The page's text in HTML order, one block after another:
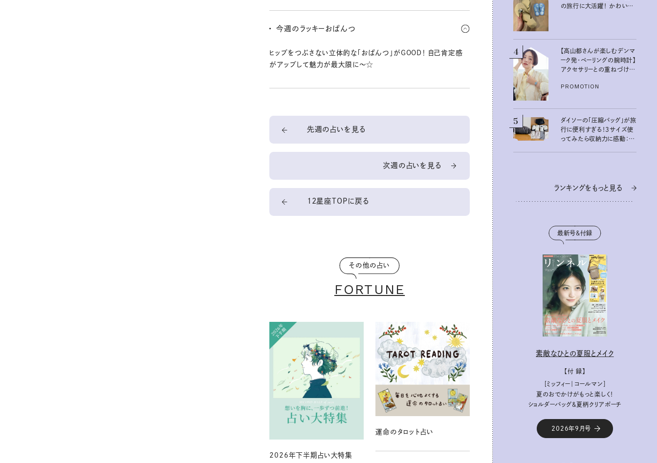
るべし。体を動かすことを重視して、いつもよりスポーツに時間を
今週のラッキーおぱんつ
ヒップをつぶさない立体的な「おぱんつ」がGOOD！ 自己肯定感
がアップして魅力が最大限に〜☆
先週の占いを見る
次週の占いを見る
12星座TOPに戻る
その他の占い
FORTUNE
2026年下半期占い大特集
運命のタロット占い
の旅行に大活躍！ かわいく
4
【高山都さんが楽しむデンマ
ーク発・ベーリングの腕時計】
アクセサリーとの重ねづけも
選
PROMOTION
5
ダイソーの「圧縮バッグ」が旅
行に便利すぎる！3サイズ使
ってみたら収納力に感動：
ランキングをもっと見る
最新号＆付録
素敵なひとの夏服とメイク
【付 録】
［ミッフィー｜コールマン］
夏のおでかけがもっと楽しく！
ショルダーバッグ&夏柄クリアポーチ
2026年9月号